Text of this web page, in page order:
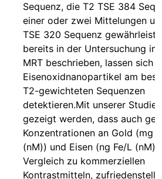
Sequenz, die T2 TSE 384
einer oder zwei Mittelungen
TSE 320 Sequenz
bereits in der Untersuchung im
MRT beschrieben, lassen sich
Eisenoxidnanopartikel am
T2-gewichteten Sequenzen
detektieren.Mit unserer Studie
gezeigt werden, dass auch
Konzentrationen an Gold (mg
(nM)) und Eisen (ng Fe/L
Vergleich zu kommerziellen
Kontrastmitteln,